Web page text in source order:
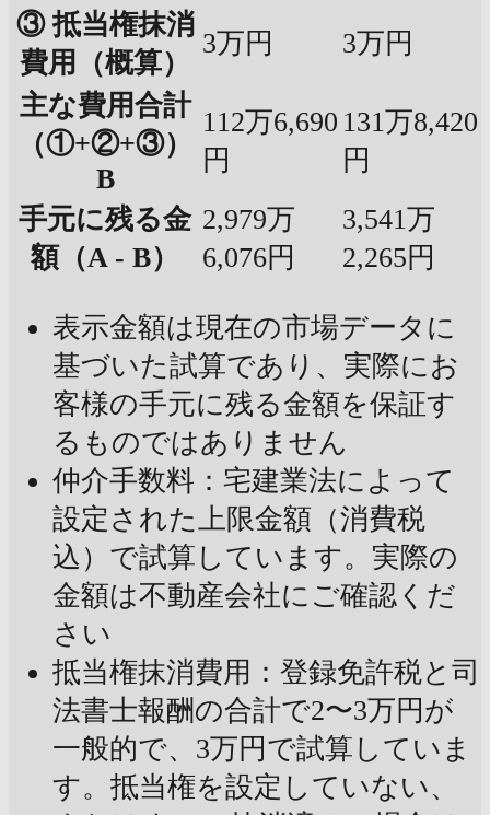
③ 抵当権抹消
費用（概算）
3万円
3万円
主な費用合計
（①+②+③）
B
112万6,690
円
131万8,420
円
手元に残る金
額（A - B）
2,979万
6,076円
3,541万
2,265円
表示金額は現在の市場データに
基づいた試算であり、実際にお
客様の手元に残る金額を保証す
るものではありません
仲介手数料：宅建業法によって
設定された上限金額（消費税
込）で試算しています。実際の
金額は不動産会社にご確認くだ
さい
抵当権抹消費用：登録免許税と司
法書士報酬の合計で2〜3万円が
一般的で、3万円で試算していま
す。抵当権を設定していない、